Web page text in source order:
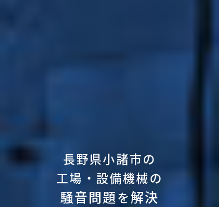
長野県小諸市の
工場・設備機械の
騒音問題を解決